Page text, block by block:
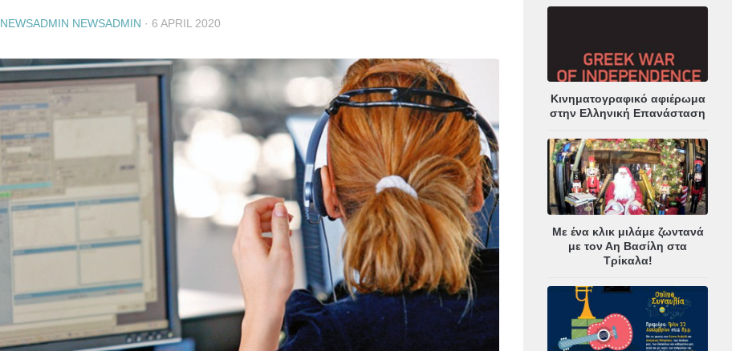
NEWSADMIN NEWSADMIN · 6 APRIL 2020
Κινηματογραφικό αφιέρωμα
στην Ελληνική Επανάσταση
Με ένα κλικ μιλάμε ζωντανά
με τον Αη Βασίλη στα
Τρίκαλα!